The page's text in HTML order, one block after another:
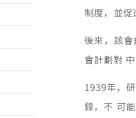
制度，並促
後來，該
會計劃對
1939年，
錄，不 可